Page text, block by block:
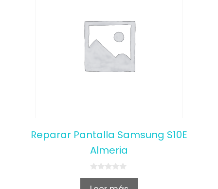
Reparar Pantalla Samsung S10E
Almeria
0